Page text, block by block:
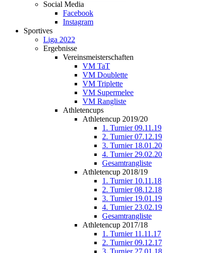
Social Media
Facebook
Instagram
Sportives
Liga 2022
Ergebnisse
Vereinsmeisterschaften
VM TaT
VM Doublette
VM Triplette
VM Supermelee
VM Rangliste
Athletencups
Athletencup 2019/20
1. Turnier 09.11.19
2. Turnier 07.12.19
3. Turnier 18.01.20
4. Turnier 29.02.20
Gesamtrangliste
Athletencup 2018/19
1. Turnier 10.11.18
2. Turnier 08.12.18
3. Turnier 19.01.19
4. Turnier 23.02.19
Gesamtrangliste
Athletencup 2017/18
1. Turnier 11.11.17
2. Turnier 09.12.17
3. Turnier 27.01.18